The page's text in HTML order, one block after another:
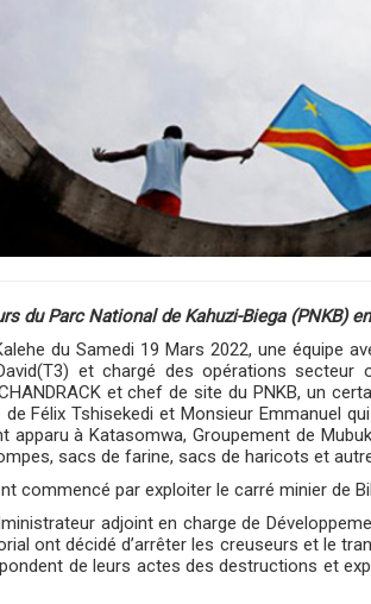
du Parc National de Kahuzi-Biega (PNKB)
du Samedi 19 Mars 2022, une équipe
et chargé des opérations secteur
et chef de site du PNKB, un
Félix Tshisekedi et Monsieur Emmanuel
apparu à Katasomwa, Groupement de
sacs de farine, sacs de haricots et
commencé par exploiter le carré minier de
adjoint en charge de
ont décidé d’arrêter les creuseurs et le
de leurs actes des destructions et